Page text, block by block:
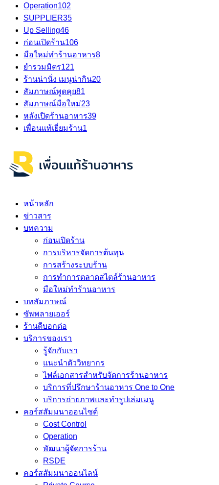
Operation102
SUPPLIER35
Up Selling46
ก่อนเปิดร้าน106
มือใหม่ทำร้านอาหาร8
ยำรวมมิตร121
ร้านน่านั่ง เมนูน่ากิน20
สัมภาษณ์พูดคุย81
สัมภาษณ์มือใหม่23
หลังเปิดร้านอาหาร39
เพื่อนแท้เยี่ยมร้าน1
หน้าหลัก
ข่าวสาร
บทความ
ก่อนเปิดร้าน
การบริหารจัดการต้นทุน
การสร้างระบบร้าน
การทำการตลาดสไตล์ร้านอาหาร
มือใหม่ทำร้านอาหาร
บทสัมภาษณ์
ซัพพลายเออร์
ร้านดีบอกต่อ
บริการของเรา
รู้จักกับเรา
แนะนำตัววิทยากร
ไฟล์เอกสารสำหรับจัดการร้านอาหาร
บริการที่ปรึกษาร้านอาหาร One to One
บริการถ่ายภาพและทำรูปเล่มเมนู
คอร์สสัมมนาออนไซต์
Cost Control
Operation
พัฒนาผู้จัดการร้าน
RSDE
คอร์สสัมมนาออนไลน์